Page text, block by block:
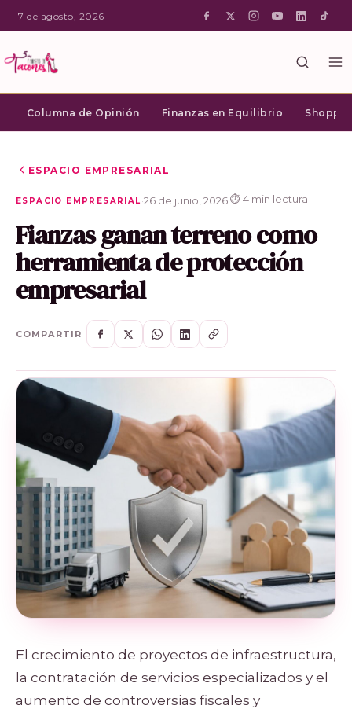
·7 de agosto, 2026
Columna de Opinión Finanzas en Equilibrio
ESPACIO EMPRESARIAL
ESPACIO EMPRESARIAL ·26 de junio, 2026·⏱ 4 min lectura
Fianzas ganan terreno como
herramienta de protección
empresarial
COMPARTIR
El crecimiento de proyectos de infraestructura,
la contratación de servicios especializados y el
aumento de controversias fiscales y